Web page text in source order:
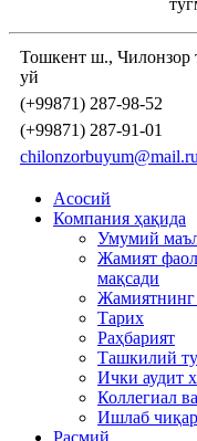
Тошкент ш., Чилонзор
уй
(+99871) 287-98-52
(+99871) 287-91-01
chilonzorbuyum@mail.ru
Асосий
Компания ҳақида
Умумий
Жамият
мақсади
Жамиятнинг
Тарих
Раҳбарият
Ташкилий
Ички аудит
Коллегиал
Ишлаб
Расмий